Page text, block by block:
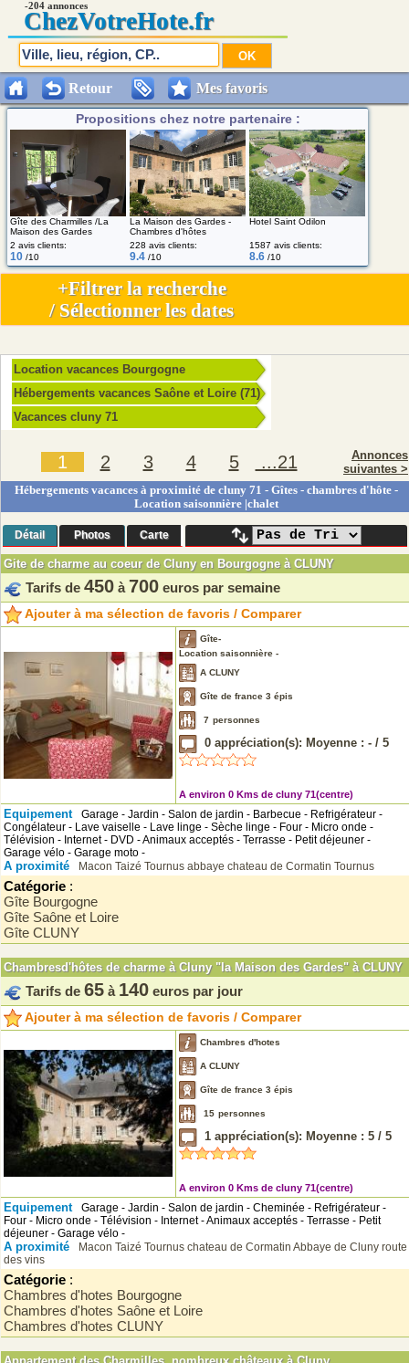
Propositions chez notre partenaire :
Gîte des Charmilles /La
Maison des Gardes
La Maison des Gardes -
Chambres d'hôtes
Hotel Saint Odilon
2 avis clients:
10 /10
228 avis clients:
9.4 /10
1587 avis clients:
8.6 /10
Retour Mes favoris
-204 annonces
ChezVotreHote.fr
Location vacances Bourgogne
Hébergements vacances Saône et Loire (71)
Vacances cluny 71
1 2 3 4 5 ...21
Annonces
suivantes >
Hébergements vacances à proximité de cluny 71 - Gîtes - chambres d'hôte -
Location saisonnière |chalet
Détail Photos Carte
Gite de charme au coeur de Cluny en Bourgogne à CLUNY
Tarifs de 450 à 700 euros par semaine
Ajouter à ma sélection de favoris / Comparer
Gîte-
Location saisonnière -
A CLUNY
Gîte de france 3 épis
7 personnes
0 appréciation(s): Moyenne : - / 5
A environ 0 Kms de cluny 71(centre)
Equipement
Garage - Jardin - Salon de jardin - Barbecue - Refrigérateur -
Congélateur - Lave vaiselle - Lave linge - Sèche linge - Four - Micro onde -
Télévision - Internet - DVD - Animaux acceptés - Terrasse - Petit déjeuner -
Garage vélo - Garage moto -
A proximité Macon Taizé Tournus abbaye chateau de Cormatin Tournus
Catégorie :
Gîte Bourgogne
Gîte Saône et Loire
Gîte CLUNY
Chambresd'hôtes de charme à Cluny "la Maison des Gardes" à CLUNY
Tarifs de 65 à 140 euros par jour
Ajouter à ma sélection de favoris / Comparer
Chambres d'hotes
A CLUNY
Gîte de france 3 épis
15 personnes
1 appréciation(s): Moyenne : 5 / 5
A environ 0 Kms de cluny 71(centre)
Equipement
Garage - Jardin - Salon de jardin - Cheminée - Refrigérateur -
Four - Micro onde - Télévision - Internet - Animaux acceptés - Terrasse - Petit
déjeuner - Garage vélo -
A proximité Macon Taizé Tournus chateau de Cormatin Abbaye de Cluny route
des vins
Catégorie :
Chambres d'hotes Bourgogne
Chambres d'hotes Saône et Loire
Chambres d'hotes CLUNY
+Filtrer la recherche
/ Sélectionner les dates